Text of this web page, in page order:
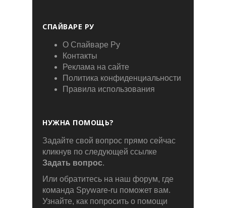
СПАЙВАРЕ РУ
О Спайваре Ру
Контакты
Реклама на сайте
Политика конфиденциальности
Правила использования
НУЖНА ПОМОЩЬ?
Задайте свой вопрос прямо сейчас
кликнув по следующей ссылке
Задать вопрос.
Или обратитесь на наш форум, где
команда Spyware-ru поможет вам.
Узнайте, как попросить о помощи